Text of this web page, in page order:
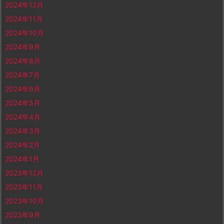
2024年12月
2024年11月
2024年10月
2024年9月
2024年8月
2024年7月
2024年6月
2024年5月
2024年4月
2024年3月
2024年2月
2024年1月
2023年12月
2023年11月
2023年10月
2023年9月